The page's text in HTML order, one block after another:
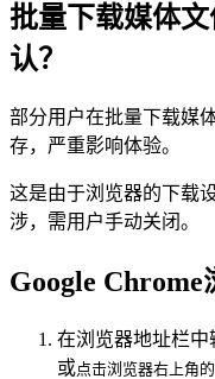
批量下载媒体
认？
部分用户在批量下载媒
存，严重影响体验。
这是由于浏览器的下载
涉，需用户手动关闭。
Google Chrome
在浏览器地址栏中
或点击浏览器右上角